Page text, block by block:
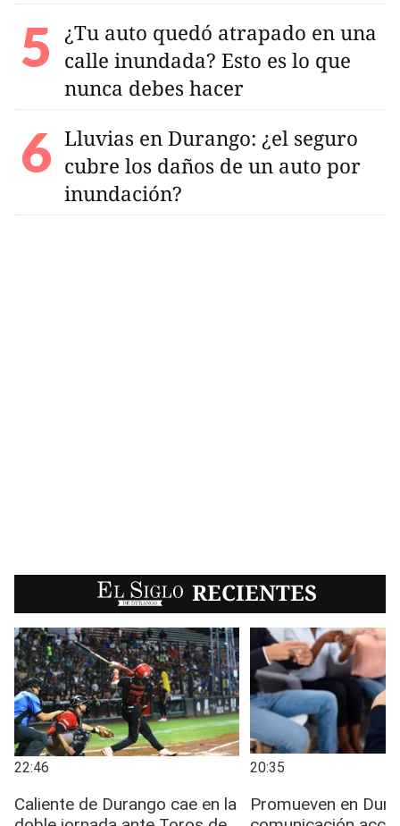
¿Tu auto quedó atrapado en una
calle inundada? Esto es lo que
nunca debes hacer
Lluvias en Durango: ¿el seguro
cubre los daños de un auto por
inundación?
EL SIGLO RECIENTES